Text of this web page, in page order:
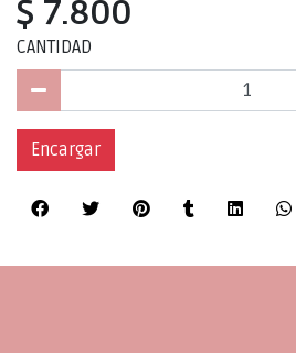
$ 7.800
CANTIDAD
Encargar